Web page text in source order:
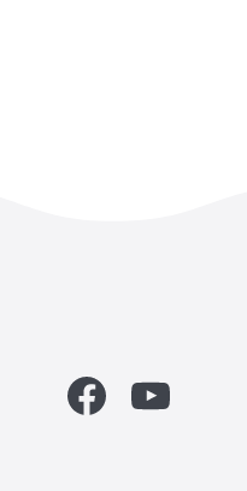
FacebookYouTube